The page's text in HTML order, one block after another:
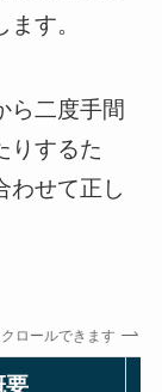
す。
ら二度手間
りするた
わせて正し
ロールできます
要